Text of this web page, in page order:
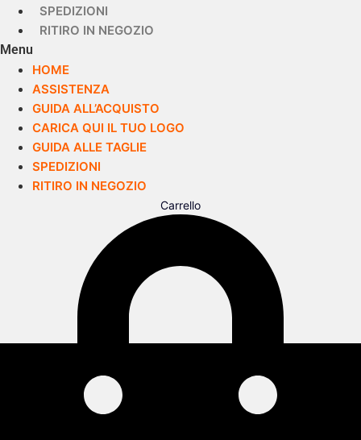
SPEDIZIONI
RITIRO IN NEGOZIO
Menu
HOME
ASSISTENZA
GUIDA ALL’ACQUISTO
CARICA QUI IL TUO LOGO
GUIDA ALLE TAGLIE
SPEDIZIONI
RITIRO IN NEGOZIO
Carrello